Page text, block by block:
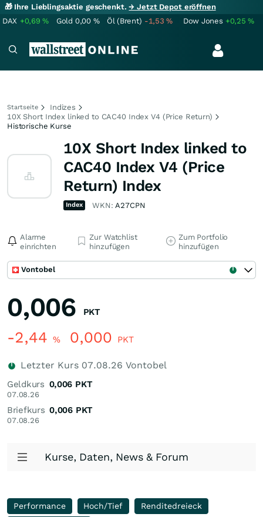
🎁 Ihre Lieblingsaktie geschenkt.→ Jetzt Depot eröffnen
DAX +0,69% Gold 0,00 % Öl (Brent) -1,53% Dow Jones +0,25%
Startseite
Indizes
10X Short Index linked to CAC40 Index V4 (Price Return)
Historische Kurse
10X Short Index linked to
CAC40 Index V4 (Price
Return) Index
Index WKN:A27CPN
Alarme
einrichten
Zur Watchlist
hinzufügen
Zum Portfolio
hinzufügen
Vontobel
0,006 PKT
-2,44 % 0,000 PKT
Letzter Kurs 07.08.26 Vontobel
Geldkurs
07.08.26
0,006 PKT
Briefkurs
07.08.26
0,006 PKT
Kurse, Daten, News & Forum
Performance Hoch/Tief
Renditedreieck